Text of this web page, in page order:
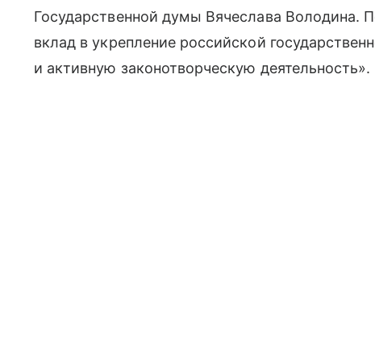
Государственной думы Вячеслава Володина.
вклад в укрепление российской
и активную законотворческую деятельность».